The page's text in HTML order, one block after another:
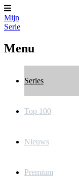
Mijn
Serie
Menu
Series
Top 100
Nieuws
Premium